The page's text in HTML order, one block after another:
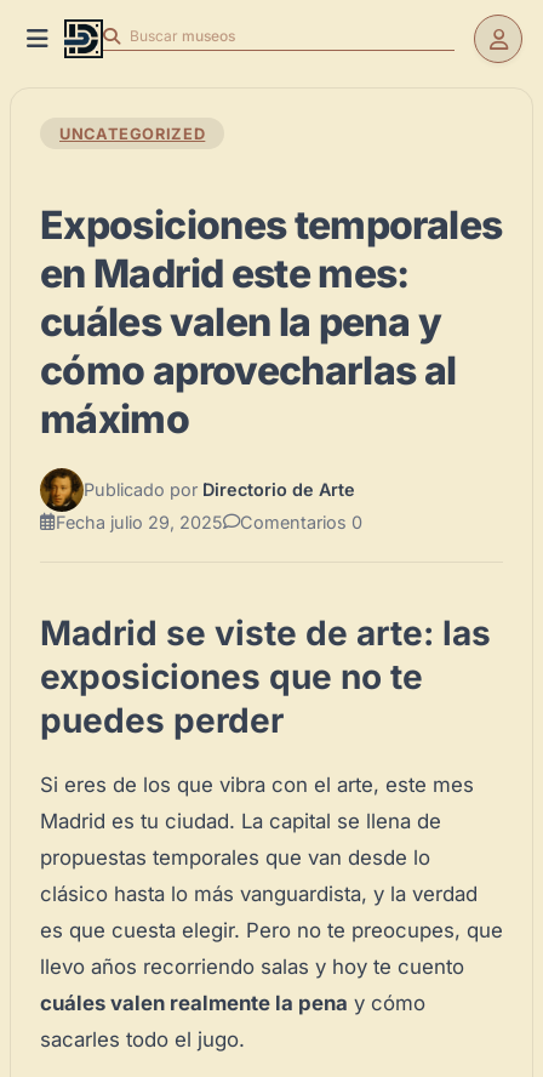
Buscar museos
UNCATEGORIZED
Exposiciones temporales
en Madrid este mes:
cuáles valen la pena y
cómo aprovecharlas al
máximo
Publicado por Directorio de Arte
Fecha julio 29, 2025 Comentarios 0
Madrid se viste de arte: las
exposiciones que no te
puedes perder
Si eres de los que vibra con el arte, este mes
Madrid es tu ciudad. La capital se llena de
propuestas temporales que van desde lo
clásico hasta lo más vanguardista, y la verdad
es que cuesta elegir. Pero no te preocupes, que
llevo años recorriendo salas y hoy te cuento
cuáles valen realmente la pena y cómo
sacarles todo el jugo.